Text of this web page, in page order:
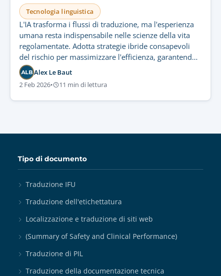
Tecnologia linguistica
L'IA trasforma i flussi di traduzione, ma l'esperienza
umana resta indispensabile nelle scienze della vita
regolamentate. Adotta strategie ibride consapevoli
del rischio per massimizzare l'efficienza, garantendo
conformità rigorosa e sicurezza del paziente.
ALB Alex Le Baut
2 Feb 2026• 11 min di lettura
Tipo di documento
Traduzione IFU
Traduzione dell'etichettatura
Localizzazione e traduzione di siti web
(Summary of Safety and Clinical Performance)
Traduzione di PIL
Traduzione della documentazione tecnica